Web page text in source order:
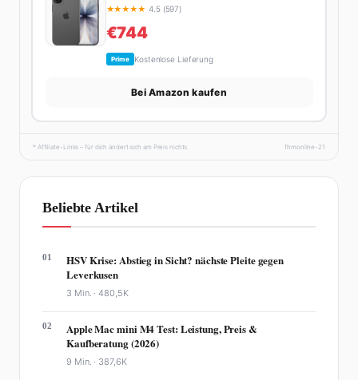
★★★★★ 4.5 (597)
€744
Prime Kostenlose Lieferung
Bei Amazon kaufen
* Affiliate-Links – für dich ändert sich am Preis nichts. fhmonline-21
Beliebte Artikel
01
HSV Krise: Abstieg in Sicht? nächste Pleite gegen
Leverkusen
3 Min. ·480,5K
02
Apple Mac mini M4 Test: Leistung, Preis &
Kaufberatung (2026)
9 Min. · 387,6K